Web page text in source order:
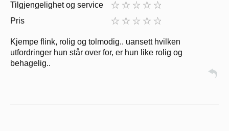
Tilgjengelighet og service
Pris
Kjempe flink, rolig og tolmodig.. uansett hvilken
utfordringer hun står over for, er hun like rolig og
behagelig..